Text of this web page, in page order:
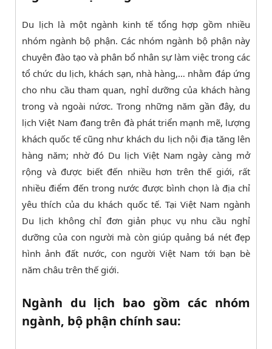
Du lịch là một ngành kinh tế tổng hợp gồm nhiều
nhóm ngành bộ phận. Các nhóm ngành bộ phận này
chuyên đào tạo và phân bổ nhân sự làm việc trong các
tổ chức du lịch, khách sạn, nhà hàng,… nhằm đáp ứng
cho nhu cầu tham quan, nghỉ dưỡng của khách hàng
trong và ngoài nứơc. Trong những năm gần đây, du
lịch Việt Nam đang trên đà phát triển mạnh mẽ, lượng
khách quốc tế cũng như khách du lịch nội địa tăng lên
hàng năm; nhờ đó Du lịch Việt Nam ngày càng mở
rộng và được biết đến nhiều hơn trên thế giới, rất
nhiều điểm đến trong nước được bình chọn là địa chỉ
yêu thích của du khách quốc tế. Tại Việt Nam ngành
Du lịch không chỉ đơn giản phục vụ nhu cầu nghỉ
dưỡng của con người mà còn giúp quảng bá nét đẹp
hình ảnh đất nước, con người Việt Nam tới bạn bè
năm châu trên thế giới.
Ngành du lịch bao gồm các nhóm
ngành, bộ phận chính sau: